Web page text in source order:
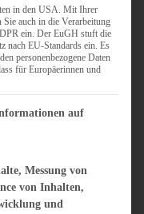
BACKEN
GERICHTE
& QUICHES
RISOTTO
& SNACKS
in den USA. Mit Ihrer
auch in die Verarbeitung
ein. Der EuGH stuft die
nach EU-Standards ein. Es
personenbezogene Daten
für Europäerinnen und
IAB Transparency and Consent
auf
Messung von
von Inhalten,
und